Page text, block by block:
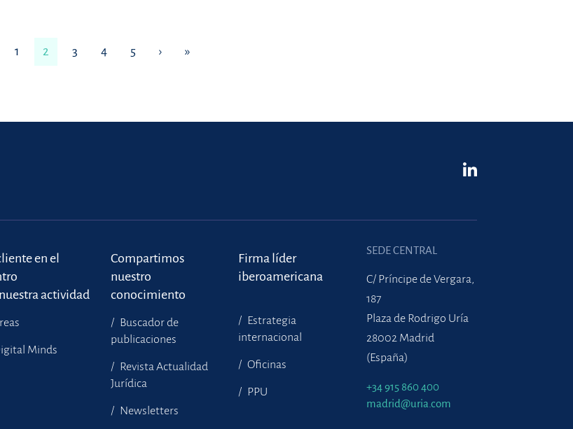
1 2 3 4 5 › »
en el
actividad
Minds
Compartimos
nuestro
conocimiento
Buscador de
publicaciones
Revista Actualidad
Jurídica
Newsletters
Firma líder
iberoamericana
Estrategia
internacional
Oficinas
PPU
SEDE CENTRAL
C/ Príncipe de Vergara,
187
Plaza de Rodrigo Uría
28002 Madrid
(España)
+34 915 860 400
madrid@uria.com